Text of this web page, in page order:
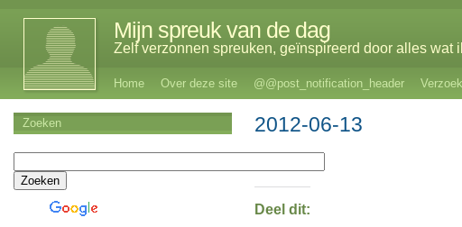
Mijn spreuk van de dag
Zelf verzonnen spreuken, geïnspireerd door alles wat
Home Over deze site @@post_notification_header
2012-06-13
Deel dit:
Zoeken